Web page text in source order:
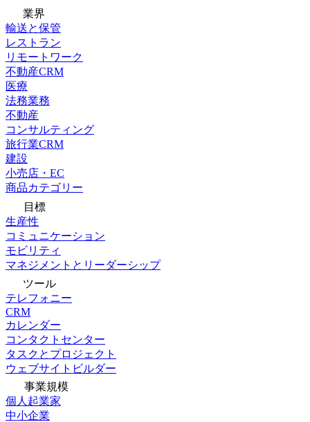
業界
輸送と保管
レストラン
リモートワーク
不動産CRM
医療
法務業務
不動産
コンサルティング
旅行業CRM
建設
小売店・EC
商品カテゴリー
目標
生産性
コミュニケーション
モビリティ
マネジメントとリーダーシップ
ツール
テレフォニー
CRM
カレンダー
コンタクトセンター
タスクとプロジェクト
ウェブサイトビルダー
事業規模
個人起業家
中小企業